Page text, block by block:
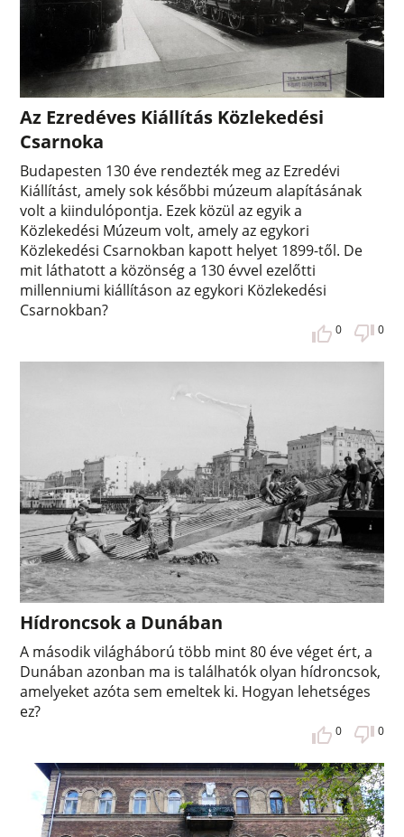
Az Ezredéves Kiállítás Közlekedési
Csarnoka
Budapesten 130 éve rendezték meg az Ezredévi
Kiállítást, amely sok későbbi múzeum alapításának
volt a kiindulópontja. Ezek közül az egyik a
Közlekedési Múzeum volt, amely az egykori
Közlekedési Csarnokban kapott helyet 1899-től. De
mit láthatott a közönség a 130 évvel ezelőtti
millenniumi kiállításon az egykori Közlekedési
Csarnokban?
0 0
Hídroncsok a Dunában
A második világháború több mint 80 éve véget ért, a
Dunában azonban ma is találhatók olyan hídroncsok,
amelyeket azóta sem emeltek ki. Hogyan lehetséges
ez?
0 0